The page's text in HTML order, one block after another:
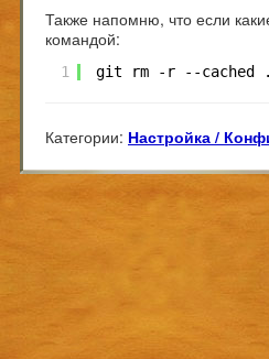
Также напомню, что если
командой:
1 git rm -r --cached
Категории: Настройка /